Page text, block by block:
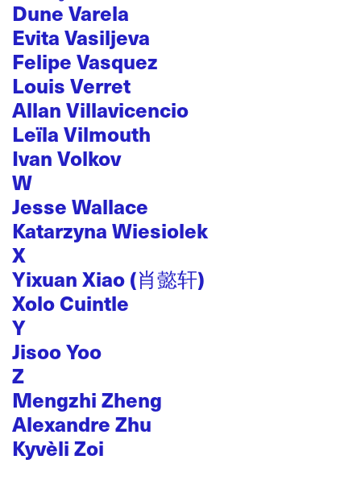
Dune Varela
Evita Vasiljeva
Felipe Vasquez
Louis Verret
Allan Villavicencio
Leïla Vilmouth
Ivan Volkov
W
Jesse Wallace
Katarzyna Wiesiolek
X
Yixuan Xiao (肖懿轩)
Xolo Cuintle
Y
Jisoo Yoo
Z
Mengzhi Zheng
Alexandre Zhu
Kyvèli Zoi